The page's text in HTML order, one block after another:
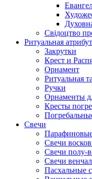
Свідоцтво
Ритуальная
Закрутки
Крест и
Орнамент
Ритуальная
Ручки
Орнаменты
Кресты
Свечи
Свечи
Свечи полу-
Свечи
Пасхальные